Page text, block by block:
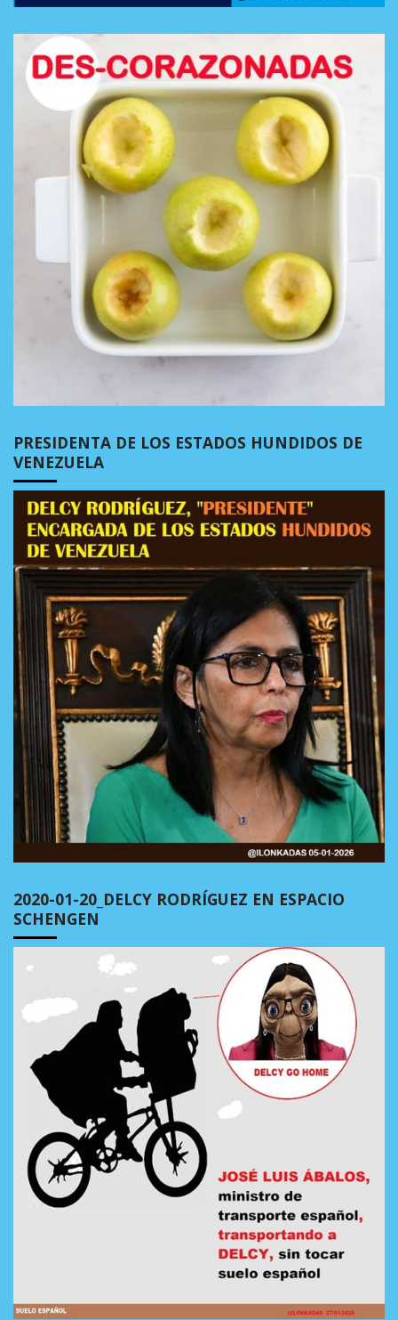
PRESIDENTA DE LOS ESTADOS HUNDIDOS DE
VENEZUELA
2020-01-20_DELCY RODRÍGUEZ EN ESPACIO
SCHENGEN